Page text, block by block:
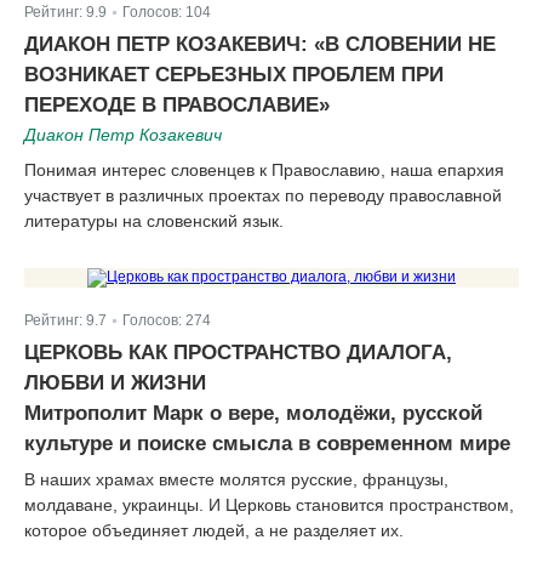
Рейтинг: 9.9 Голосов: 104
ДИАКОН ПЕТР КОЗАКЕВИЧ: «В СЛОВЕНИИ НЕ
ВОЗНИКАЕТ СЕРЬЕЗНЫХ ПРОБЛЕМ ПРИ
ПЕРЕХОДЕ В ПРАВОСЛАВИЕ»
Диакон Петр Козакевич
Понимая интерес словенцев к Православию, наша епархия
участвует в различных проектах по переводу православной
литературы на словенский язык.
Рейтинг: 9.7 Голосов: 274
ЦЕРКОВЬ КАК ПРОСТРАНСТВО ДИАЛОГА,
ЛЮБВИ И ЖИЗНИ
Митрополит Марк о вере, молодёжи, русской
культуре и поиске смысла в современном мире
В наших храмах вместе молятся русские, французы,
молдаване, украинцы. И Церковь становится пространством,
которое объединяет людей, а не разделяет их.